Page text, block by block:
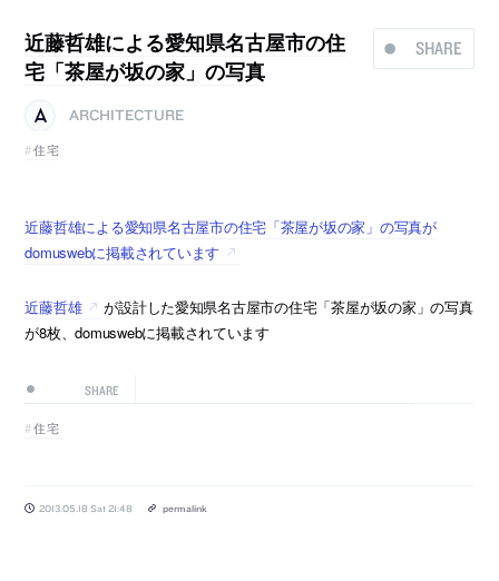
SHARE
近藤哲雄による愛知県名古屋市の住
宅「茶屋が坂の家」の写真
ARCHITECTURE
住宅
近藤哲雄による愛知県名古屋市の住宅「茶屋が坂の家」の写真が
domuswebに掲載されています
近藤哲雄
が設計した愛知県名古屋市の住宅「茶屋が坂の家」の写真
が8枚、domuswebに掲載されています
SHARE
住宅
2013.05.18 Sat 21:48 permalink